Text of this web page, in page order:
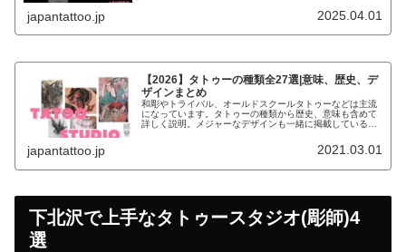
japantattoo.jp 2025.04.01
【2026】タトゥーの種類全27選|意味、歴史、デ
ザインまとめ
和彫やトライバル、オールドスクールタトゥーなどは主流
になっています。タトゥーの種類から歴史、意味も含めて
詳しく説明。メジャーなデザインも一緒に掲載しているの
japantattoo.jp 2021.03.01
下北沢で上手なタトゥースタジオ(彫師)4
選